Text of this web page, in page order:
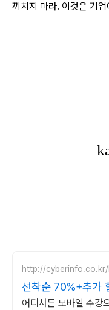
끼치지 마라. 이것은 기
http://cyberinfo.co.kr/
선착순 70%+추가
상담가능!
어디서든 모바일 수강